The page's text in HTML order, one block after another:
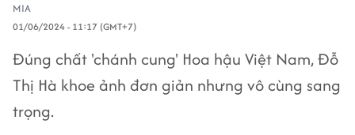
MIA
01/06/2024 - 11:17 (GMT+7)
Đúng chất 'chánh cung' Hoa hậu Việt Nam, Đỗ
Thị Hà khoe ảnh đơn giản nhưng vô cùng sang
trọng.